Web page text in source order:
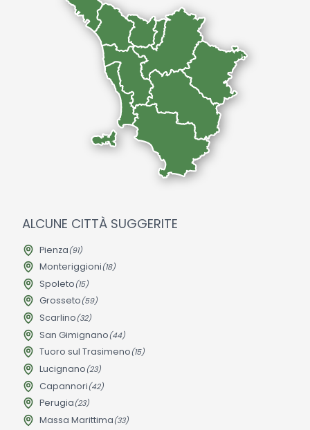
ALCUNE CITTÀ SUGGERITE
Pienza (91)
Monteriggioni (18)
Spoleto (15)
Grosseto (59)
Scarlino (32)
San Gimignano (44)
Tuoro sul Trasimeno (15)
Lucignano (23)
Capannori (42)
Perugia (23)
Massa Marittima (33)